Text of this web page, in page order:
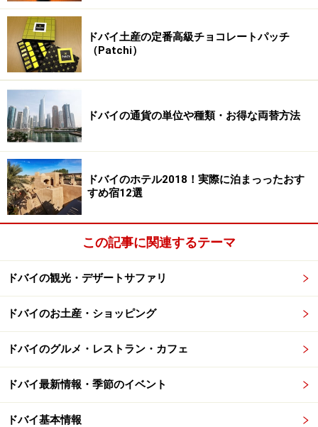
いですが日本の和式トイレに似たようなアラブスタイル
のトイレも存在します。
ドバイのトイレは清潔？
ドバイの一般的なトイレです。除菌スプレーもついているも
のも。
日本人観光客が利用するであろう場所に設置されている
トイレは、ほぼ間違いなく、清潔なトイレがほとんどで
す。理由としては、トイレの清掃係が常駐していたり、
こまめにトイレの清掃がなされていることが多いから。
ただ、ビデを使用する利用者も少なくないのでトイレが
水でビショビショなんてことも。ガイドの個人的な感想
ですが、ドバイ現地の女性は綺麗にトイレを使う方が多
いような気がします。現地の女性とお出かけをしてトイ
レに一緒に行ったりすると、除菌ウェットティッシュで
石に驚かされました。
ドバイ土産の定番高級チョコレートパッチ
（Patchi）
ドバイの通貨の単位や種類・お得な両替方法
ドバイのホテル2018！実際に泊まっったおす
すめ宿12選
この記事に関連するテーマ
ドバイの観光・デザートサファリ
ドバイのお土産・ショッピング
ドバイのグルメ・レストラン・カフェ
ドバイ最新情報・季節のイベント
ドバイ基本情報